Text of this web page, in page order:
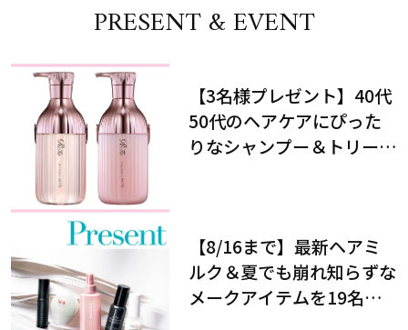
PRESENT & EVENT
【3名様プレゼント】40代
50代のヘアケアにぴった
りなシャンプー＆トリート
【8/16まで】最新ヘアミ
ルク＆夏でも崩れ知らずな
メークアイテムを19名様